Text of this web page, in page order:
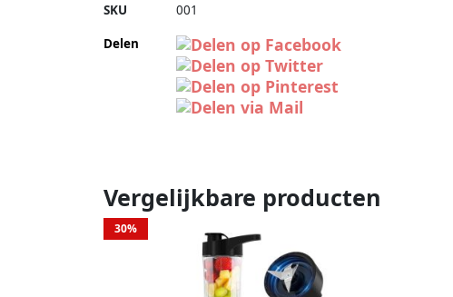
SKU 001
Delen
Vergelijkbare producten
30%